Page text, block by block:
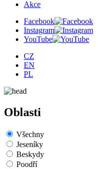
Akce
Facebook
Instagram
YouTube
CZ
EN
PL
Oblasti
Všechny
Jeseníky
Beskydy
Poodří